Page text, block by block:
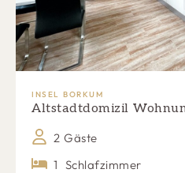
INSEL BORKUM
Altstadtdomizil
2 Gäste
1 Schlafzimmer